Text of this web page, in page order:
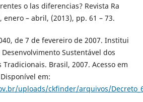
o las diferencias? Revista Ra
enero – abril, (2013), pp. 61 – 73.
de 7 de fevereiro de 2007. Institui
Sustentável dos
Tradicionais. Brasil, 2007. Acesso em
em:
uploads/ckfinder/arquivos/